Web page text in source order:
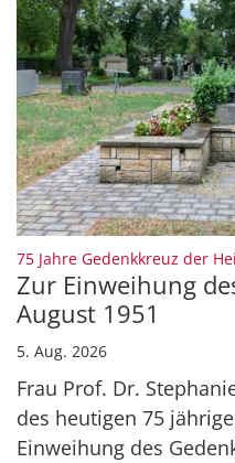
75 Jahre Gedenkkreuz der
Zur Einweihung
August 1951
5. Aug. 2026
Frau Prof. Dr.
des heutigen 75
Einweihung des